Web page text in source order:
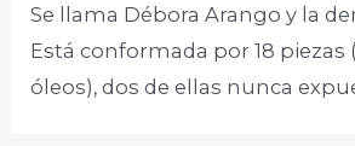
Se llama Débora Arango y la
Está conformada por 18 piezas
óleos), dos de ellas nunca